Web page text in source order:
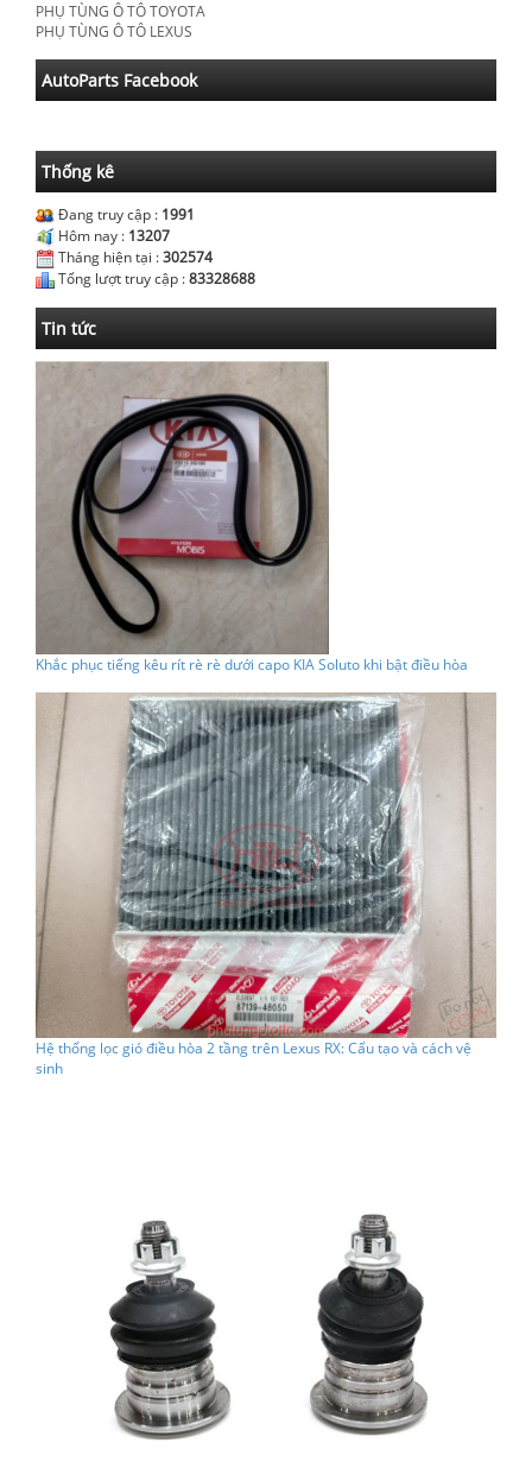
PHỤ TÙNG Ô TÔ TOYOTA
PHỤ TÙNG Ô TÔ LEXUS
AutoParts Facebook
Thống kê
Đang truy cập : 1991
Hôm nay : 13207
Tháng hiện tại :302574
Tổng lượt truy cập :83328688
Tin tức
Khắc phục tiếng kêu rít rè rè dưới capo KIA Soluto khi bật điều hòa
Hệ thống lọc gió điều hòa 2 tầng trên Lexus RX: Cấu tạo và cách vệ
sinh